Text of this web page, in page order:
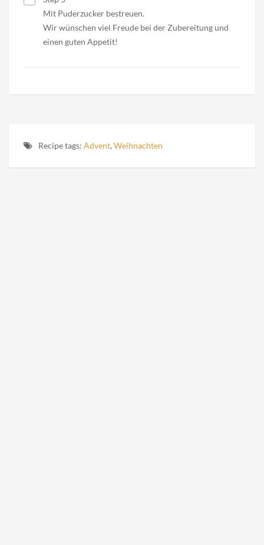
Mit Puderzucker bestreuen.
Wir wünschen viel Freude bei der Zubereitung und
einen guten Appetit!
Recipe tags: Advent, Weihnachten